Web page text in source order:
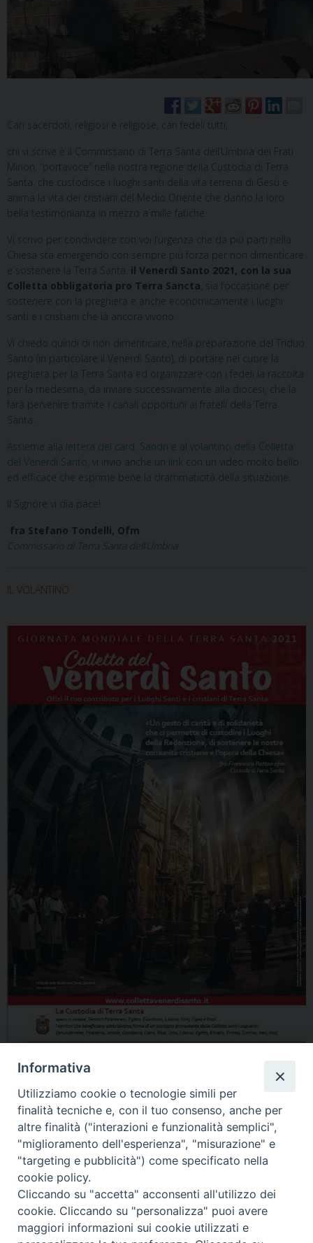
Cari sacerdoti, religiosi e religiose, cari fedeli tutti,
chi vi scrive è il Commissario di Terra Santa dell’Umbria dei Frati
Minori, “portavoce” nella nostra regione della Custodia di Terra
Santa, che custodisce i luoghi santi della vita terrena di Gesù e
anima la vita dei cristiani del Medio Oriente che danno la loro
bella testimonianza in mezzo a mille fatiche.
Vi scrivo per condividere con voi l’urgenza che da più parti nella
Chiesa sta emergendo con sempre più forza per non dimenticare
e sostenere la Terra Santa: il Venerdì Santo 2021, con la sua
Colletta obbligatoria pro Terra Sancta , sia l’occasione per
sostenere con la preghiera e anche economicamente i luoghi
santi e i cristiani che là ancora vivono.
Vi chiedo quindi di non dimenticare, nella preparazione del Triduo
Santo (in particolare il Venerdì Santo), di portare nel cuore la
preghiera per la Terra Santa ed organizzare con i fedeli la raccolta
per la medesima, da inviare successivamente alla diocesi, che la
farà pervenire tramite i canali opportuni ai fratelli della Terra
Santa.
Assieme alla lettera del card. Sandri e al volantino della Colletta
del Venerdì Santo , vi invio anche un link con un video molto bello
ed efficace che esprime bene la drammaticità della situazione.
Il Signore vi dia pace!
fra Stefano Tondelli, Ofm
IL VOLANTINO
Home Il Vescovo Diocesi Pastorale
Liturgia
Beni Culturali
Modulistica
Casa dioc. di Spagliagrano Webmail
Informativa
Utilizziamo cookie o tecnologie simili per
finalità tecniche e, con il tuo consenso, anche per
altre finalità ("interazioni e funzionalità semplici",
"miglioramento dell'esperienza", "misurazione" e
"targeting e pubblicità") come specificato nella
cookie policy.
Cliccando su "accetta" acconsenti all'utilizzo dei
cookie. Cliccando su "personalizza" puoi avere
maggiori informazioni sui cookie utilizzati e